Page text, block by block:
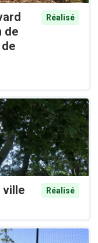
de
Réalisé
ville
Réalisé